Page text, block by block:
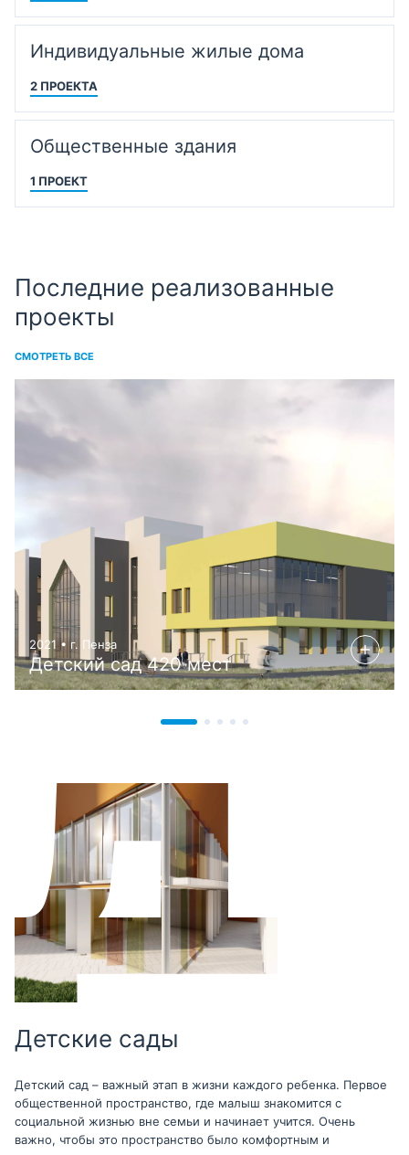
Индивидуальные жилые дома
2 ПРОЕКТА
Общественные здания
1 ПРОЕКТ
Последние реализованные
проекты
СМОТРЕТЬ ВСЕ
2021 • г. Пенза
Детский сад 420 мест
Детские сады
Детский сад – важный этап в жизни каждого ребенка. Первое
общественной пространство, где малыш знакомится с
социальной жизнью вне семьи и начинает учится. Очень
важно, чтобы это пространство было комфортным и